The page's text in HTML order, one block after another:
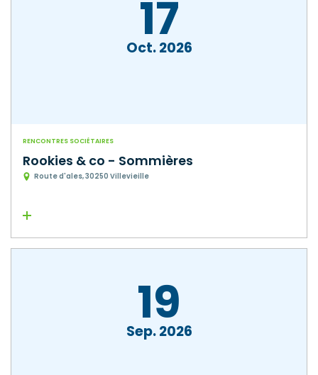
17
Oct 2026
RENCONTRES SOCIÉTAIRES
Rookies & co - Sommières
Route d'ales, 30250 Villevieille
Lire la suite
19
Sep 2026